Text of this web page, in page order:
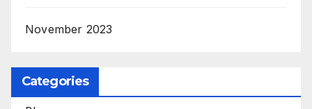
November 2023
Categories